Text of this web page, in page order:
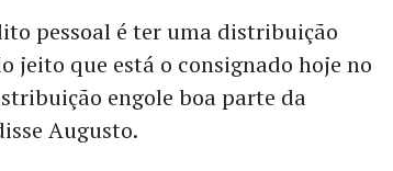
pessoal é ter uma distribuição
jeito que está o consignado hoje no
engole boa parte da
Augusto.